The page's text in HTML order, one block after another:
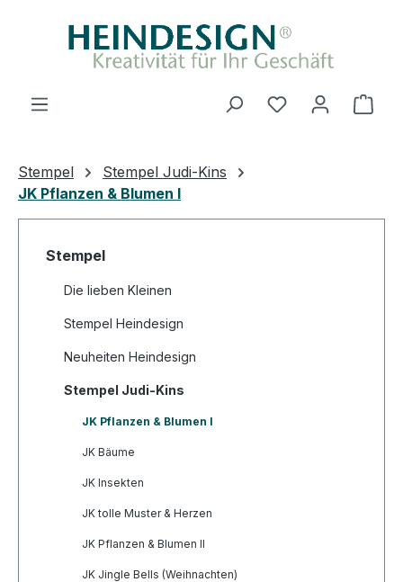
Zum Hauptinhalt springen
Du hast 0
Stempel
Stempel Judi-Kins
JK Pflanzen & Blumen I
Stempel
Die lieben Kleinen
Stempel Heindesign
Neuheiten Heindesign
Stempel Judi-Kins
JK Pflanzen & Blumen I
JK Bäume
JK Insekten
JK tolle Muster & Herzen
JK Pflanzen & Blumen II
JK Jingle Bells (Weihnachten)